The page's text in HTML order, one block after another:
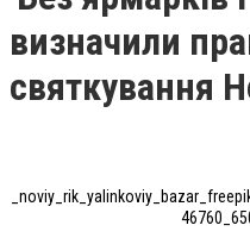
визначили
святкування